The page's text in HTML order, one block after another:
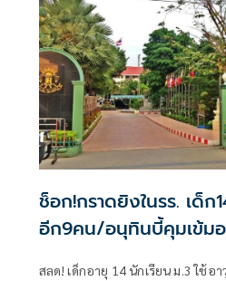
ช็อก!กราดยิงในรร. เด็
อีก9คน/อนุทินบี้คุมเข้ม
สลด! เด็กอายุ 14 นักเรียน ม.3 ใช้อ